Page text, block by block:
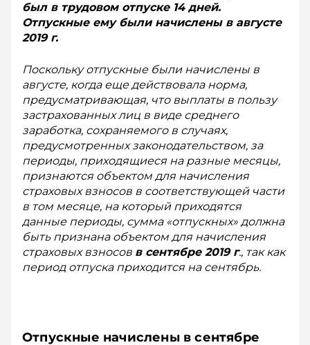
был в трудовом отпуске 14 дней.
Отпускные ему были начислены в августе
2019 г.
Поскольку отпускные были начислены в
августе, когда еще действовала норма,
предусматривающая, что выплаты в пользу
застрахованных лиц в виде среднего
заработка, сохраняемого в случаях,
предусмотренных законодательст­вом, за
периоды, приходящиеся на разные месяцы,
признаются объектом для начисления
страховых взносов в соответствующей части
в том месяце, на который приходятся
данные периоды, сумма «отпускных» должна
быть признана объектом для начисления
страховых взносов в сентябре2019 г., так как
период отпуска приходится на сентябрь.
Отпускные начислены в сентябре